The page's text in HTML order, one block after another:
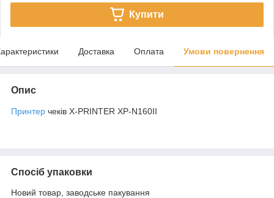
Купити
Доставка Оплата Умови повернення
Опис
Принтер чеків X-PRINTER XP-N160II
Спосіб упаковки
Новий товар, заводське пакування